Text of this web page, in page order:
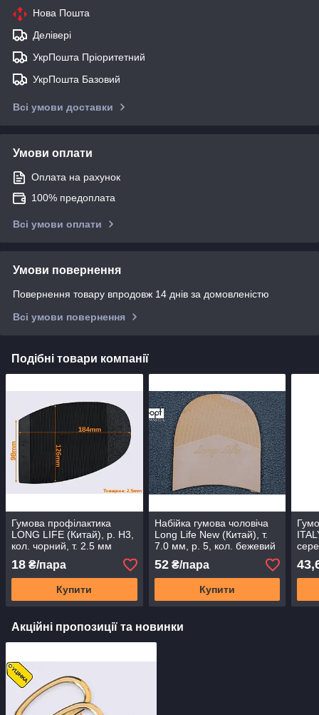
Нова Пошта
Делівері
УкрПошта Пріоритетний
УкрПошта Базовий
Всі умови доставки
Умови оплати
Оплата на рахунок
100% предоплата
Всі умови оплати
Умови повернення
Повернення товару впродовж 14 днів за домовленістю
Всі умови повернення
Подібні товари компанії
Гумова профілактика
LONG LIFE (Китай), р. H3,
кол. чорний, т. 2.5 мм
18 ₴/пара
Купити
Набійка гумова чоловіча
Long Life New (Китай), т.
7.0 мм, р. 5, кол. бежевий
52₴/пара
Купити
Акційні пропозиції та новинки